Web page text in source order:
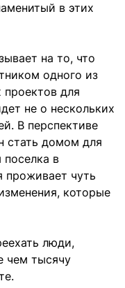
в этих
на то, что
одного из
для
не о нескольких
В перспективе
стать домом для
в
проживает чуть
которые
люди,
чем тысячу